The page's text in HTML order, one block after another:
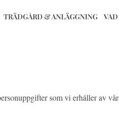
TRÄDGÅRD & ANLÄGGNING
som vi erhåller av